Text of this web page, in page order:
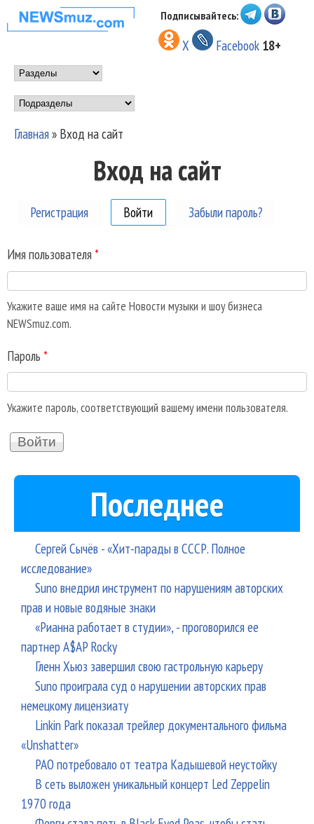
Перейти к основному
содержанию
НОВОСТИ
МУЗЫКИ И
ШОУ БИЗНЕСА
NEWSMUZ.COM
Подписывайтесь:
X Facebook 18+
Main menu
Подразделы
Вы здесь
Главная» Вход на сайт
Вход на сайт
Регистрация Войти (активная вкладка)
Забыли пароль?
Имя пользователя *
Укажите ваше имя на сайте Новости музыки и шоу бизнеса
NEWSmuz.com.
Пароль *
Укажите пароль, соответствующий вашему имени пользователя.
Последнее
Сергей Сычёв - «Хит-парады в СССР. Полное
исследование»
Suno внедрил инструмент по нарушениям авторских
прав и новые водяные знаки
«Рианна работает в студии», - проговорился ее
партнер A$AP Rocky
Гленн Хьюз завершил свою гастрольную карьеру
Suno проиграла суд о нарушении авторских прав
немецкому лицензиату
Linkin Park показал трейлер документального фильма
«Unshatter»
РАО потребовало от театра Кадышевой неустойку
В сеть выложен уникальный концерт Led Zeppelin
1970 года